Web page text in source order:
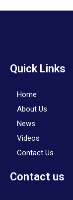
Quick Links
Home
About Us
News
Videos
Contact Us
Contact us